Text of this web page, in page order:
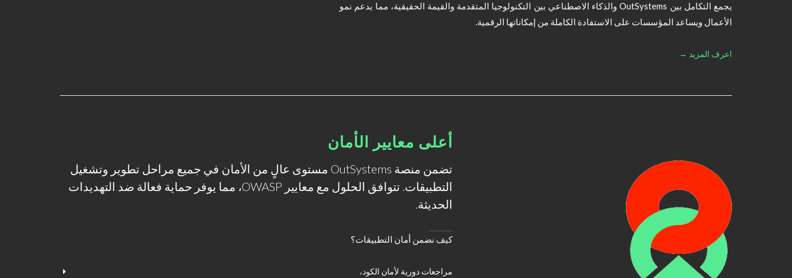
يجمع التكامل بين OutSystems والذكاء الاصطناعي بين التكنولوجيا المتقدمة والقيمة الحقيقية، مما يدعم نمو
الأعمال ويساعد المؤسسات على الاستفادة الكاملة من إمكاناتها الرقمية.
اعرف المزيد →
أعلى معايير الأمان
تضمن منصة OutSystems مستوى عالٍ من الأمان في جميع مراحل تطوير وتشغيل
التطبيقات. تتوافق الحلول مع معايير OWASP، مما يوفر حماية فعالة ضد التهديدات
الحديثة.
كيف نضمن أمان التطبيقات؟
مراجعات دورية لأمان الكود،